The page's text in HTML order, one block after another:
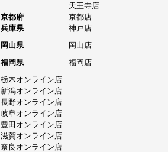
天王寺店
京都府
京都店
兵庫県
神戸店
岡山県
岡山店
福岡県
福岡店
栃木オンライン店
新潟オンライン店
長野オンライン店
岐阜オンライン店
豊田オンライン店
滋賀オンライン店
奈良オンライン店